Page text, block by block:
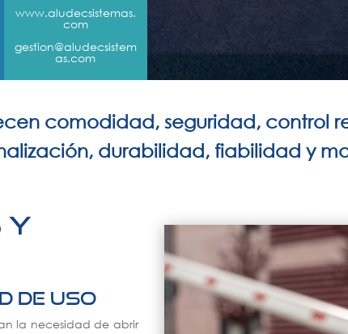
www.aludecsistemas.
com
gestion@aludecsistem
as.com
comodidad, seguridad, control
durabilidad, fiabilidad y
y
de uso
la necesidad de abrir